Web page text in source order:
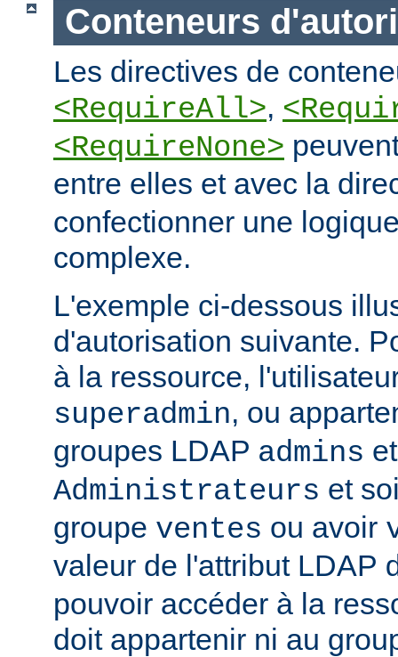
Conteneurs
Les directives de
<RequireAll>,
<RequireNone>
entre elles et avec la
confectionner une
complexe.
L'exemple ci-dessous
d'autorisation suivante.
à la ressource,
superadmin, ou
groupes LDAP admins et
Administrateurs et
groupe ventes ou avoir
valeur de l'attribut LDAP
pouvoir accéder à la
doit appartenir ni au